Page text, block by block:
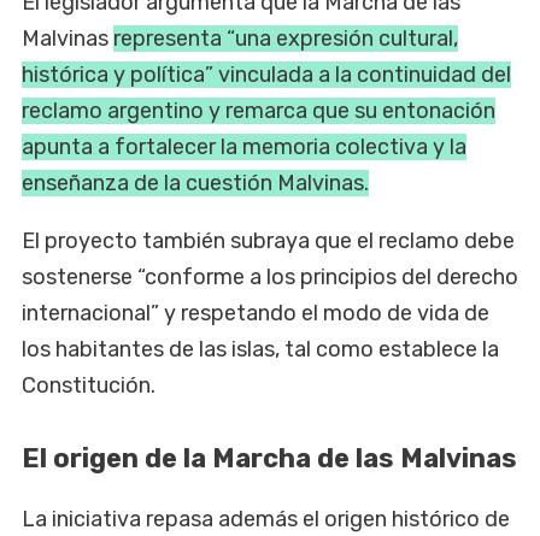
Malvinas representa “una expresión cultural,
histórica y política” vinculada a la continuidad del
reclamo argentino y remarca que su entonación
apunta a fortalecer la memoria colectiva y la
enseñanza de la cuestión Malvinas.
El proyecto también subraya que el reclamo debe
sostenerse “conforme a los principios del derecho
internacional” y respetando el modo de vida de
los habitantes de las islas, tal como establece la
Constitución.
El origen de la Marcha de las Malvinas
La iniciativa repasa además el origen histórico de